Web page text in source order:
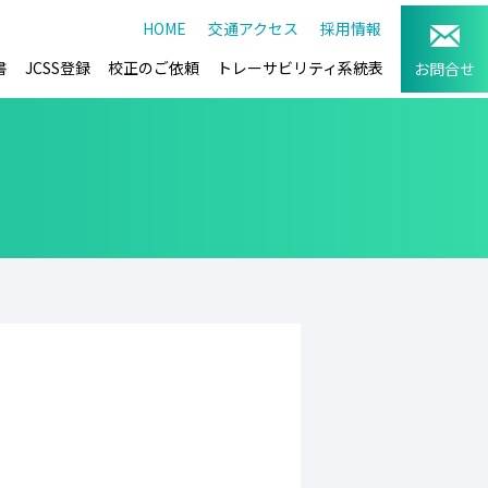
お問合せ
HOME 交通アクセス
採用情報
JCSS登録 校正のご依頼 トレーサビリティ系統表